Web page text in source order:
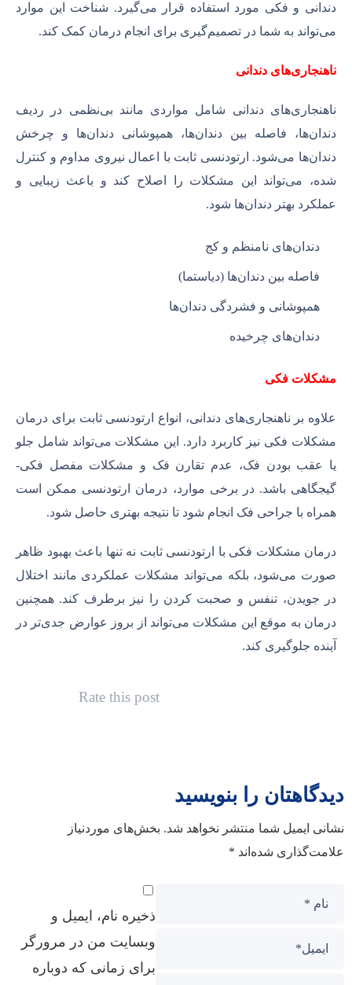
دندانی و فکی مورد استفاده قرار می‌گیرد. شناخت این موارد
می‌تواند به شما در تصمیم‌گیری برای انجام درمان کمک کند.
ناهنجاری‌های دندانی
ناهنجاری‌های دندانی شامل مواردی مانند بی‌نظمی در ردیف
دندان‌ها، فاصله بین دندان‌ها، همپوشانی دندان‌ها و چرخش
دندان‌ها می‌شود. ارتودنسی ثابت با اعمال نیروی مداوم و کنترل
شده، می‌تواند این مشکلات را اصلاح کند و باعث زیبایی و
عملکرد بهتر دندان‌ها شود.
دندان‌های نامنظم و کج
فاصله بین دندان‌ها (دیاستما)
همپوشانی و فشردگی دندان‌ها
دندان‌های چرخیده
مشکلات فکی
علاوه بر ناهنجاری‌های دندانی، انواع ارتودنسی ثابت برای درمان
مشکلات فکی نیز کاربرد دارد. این مشکلات می‌تواند شامل جلو
یا عقب بودن فک، عدم تقارن فک و مشکلات مفصل فکی-
گیجگاهی باشد. در برخی موارد، درمان ارتودنسی ممکن است
همراه با جراحی فک انجام شود تا نتیجه بهتری حاصل شود.
درمان مشکلات فکی با ارتودنسی ثابت نه تنها باعث بهبود ظاهر
صورت می‌شود، بلکه می‌تواند مشکلات عملکردی مانند اختلال
در جویدن، تنفس و صحبت کردن را نیز برطرف کند. همچنین
درمان به موقع این مشکلات می‌تواند از بروز عوارض جدی‌تر در
آینده جلوگیری کند.
Rate this post
را بنویسید
ایمیل شما منتشر نخواهد شد. بخش‌های موردنیاز
شده‌اند*
ذخیره نام، ایمیل و
وبسایت من در مرورگر
برای زمانی که دوباره